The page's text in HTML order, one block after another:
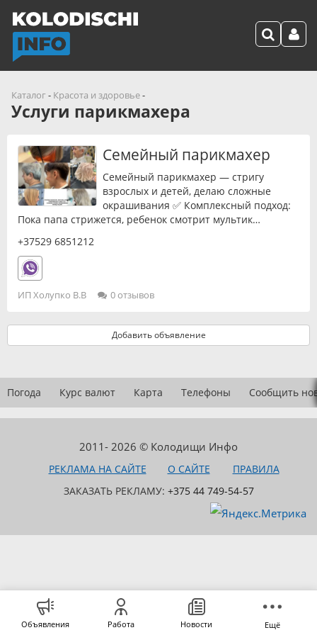
Каталог- Красота и здоровье-
Услуги парикмахера
Семейный парикмахер
Семейный парикмахер — стригу
взрослых и детей, делаю сложные
окрашивания ✅ Комплексный подход:
Пока папа стрижется, ребенок смотрит мультик…
+37529 6851212
ИП Холупко В.В 0 отзывов
Добавить объявление
Погода Курс валют Карта Телефоны Сообщить
2011- 2026 © Колодищи Инфо
РЕКЛАМА НА САЙТЕ О САЙТЕ
ПРАВИЛА
ЗАКАЗАТЬ РЕКЛАМУ: +375 44 749-54-57
Объявления Работа Новости Ещё